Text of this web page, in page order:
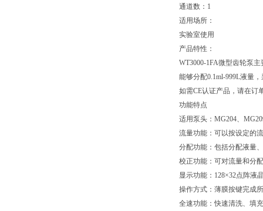
通道数：1
适用场所：
实验室使用
产品特性：
WT3000-1FA微型齿轮泵
能够分配0.1ml-999L液量
如需CE认证产品，请在订
功能特点
适用泵头：MG204、
流量功能：可以按设定的
分配功能：包括分配液量
校正功能：可对流量和分
显示功能：128×32点阵液
操作方式：薄膜按键完成
全速功能：快速清洗、填